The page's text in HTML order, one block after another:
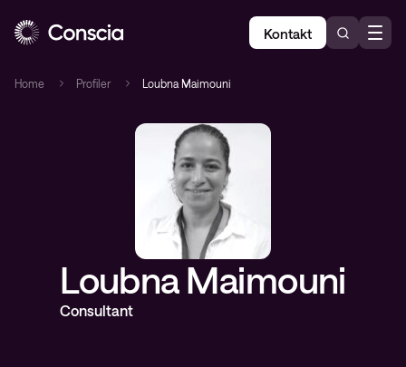
Kontakt
Home Profiler Loubna Maimouni
Loubna Maimouni
Consultant